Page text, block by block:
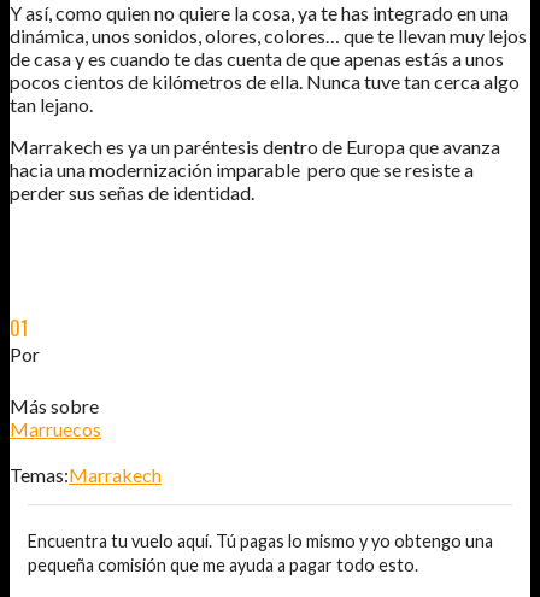
Y así, como quien no quiere la cosa, ya te has integrado en una
dinámica, unos sonidos, olores, colores… que te llevan muy lejos
de casa y es cuando te das cuenta de que apenas estás a unos
pocos cientos de kilómetros de ella. Nunca tuve tan cerca algo
tan lejano.
Marrakech es ya un paréntesis dentro de Europa que avanza
hacia una modernización imparable pero que se resiste a
perder sus señas de identidad.
01
Por
Más sobre
Marruecos
Temas:Marrakech
Encuentra tu vuelo aquí. Tú pagas lo mismo y yo obtengo una
pequeña comisión que me ayuda a pagar todo esto.